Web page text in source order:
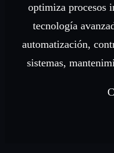
optimiza procesos
tecnología
automatización,
sistemas,